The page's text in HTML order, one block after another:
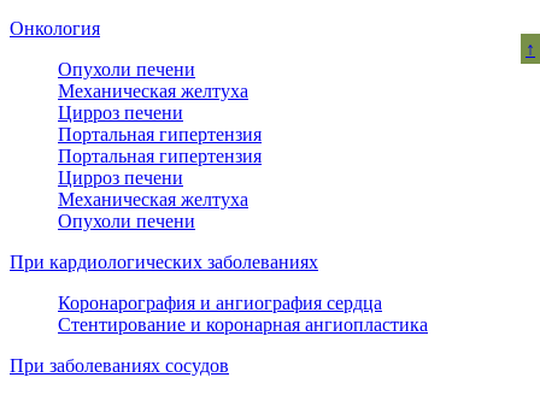
Онкология
Опухоли печени
Механическая желтуха
Цирроз печени
Портальная гипертензия
Портальная гипертензия
Цирроз печени
Механическая желтуха
Опухоли печени
При кардиологических заболеваниях
Коронарография и ангиография сердца
Стентирование и коронарная ангиопластика
При заболеваниях сосудов
↑